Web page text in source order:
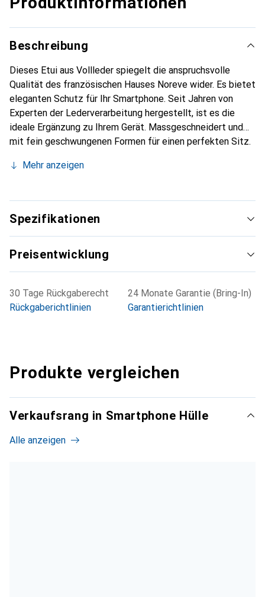
Beschreibung
Dieses Etui aus Vollleder spiegelt die anspruchsvolle
Qualität des französischen Hauses Noreve wider. Es bietet
eleganten Schutz für Ihr Smartphone. Seit Jahren von
Experten der Lederverarbeitung hergestellt, ist es die
ideale Ergänzung zu Ihrem Gerät. Massgeschneidert und
mit fein geschwungenen Formen für einen perfekten Sitz.
Smartphone. Die Marke Noreve ist international für ihre
für den anspruchsvollen Kunden.
Mehr anzeigen
Spezifikationen
Preisentwicklung
30 Tage Rückgaberecht
Rückgaberichtlinien
24 Monate Garantie (Bring-In)
Garantierichtlinien
Produkte vergleichen
Verkaufsrang in Smartphone Hülle
Alle anzeigen